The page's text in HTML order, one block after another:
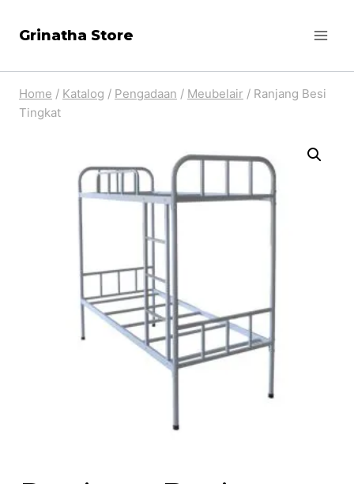
Grinatha Store
Home / Katalog / Pengadaan / Meubelair / Ranjang Besi
Tingkat